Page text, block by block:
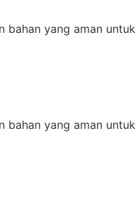
yang aman
yang aman